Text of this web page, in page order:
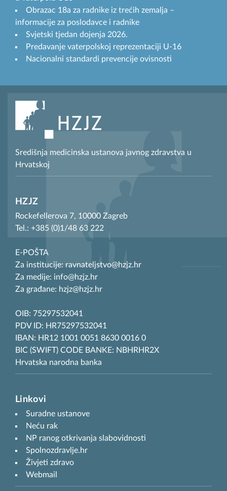
Obrazac 18a za radnike iz trećih zemalja –
informacije za poslodavce i radnike
Svjetski tjedan dojenja 2026.
Predavanje vaterpolskoj reprezentaciji U-16
Nacionalni standardi prevencije ovisnosti
Središnja medicinska ustanova javnog zdravstva u
Hrvatskoj
HZJZ
Rockefellerova 7, 10000 Zagreb
Tel.: +385 (0)1/48 63 222
E-POŠTA
Za institucije: ravnateljstvo@hzjz.hr
Za medije: info@hzjz.hr
Za građane: hzjz@hzjz.hr
OIB: 75297532041
PDV ID: HR75297532041
IBAN: HR12 1001 0051 8630 0016 0
BIC (SWIFT) CODE BANKE: NBHRHR2X
Hrvatska narodna banka
Linkovi
Suradne ustanove
Neću rak
NP ranog otkrivanja slabovidnosti
Spolnozdravlje.hr
Živjeti zdravo
Webmail